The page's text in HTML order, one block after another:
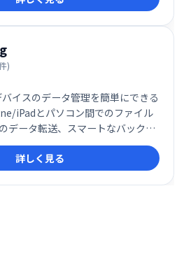
。iOSデバイスのファイル管理を
すすめです。
)
イスのデータ管理を簡単にできる
iPadとパソコン間でのファイル
データ転送、スマートなバックア
バックアップファイルからの
能です。必要なデータだけを選択
デバイスのデータを効率的に管理
詳しく見る